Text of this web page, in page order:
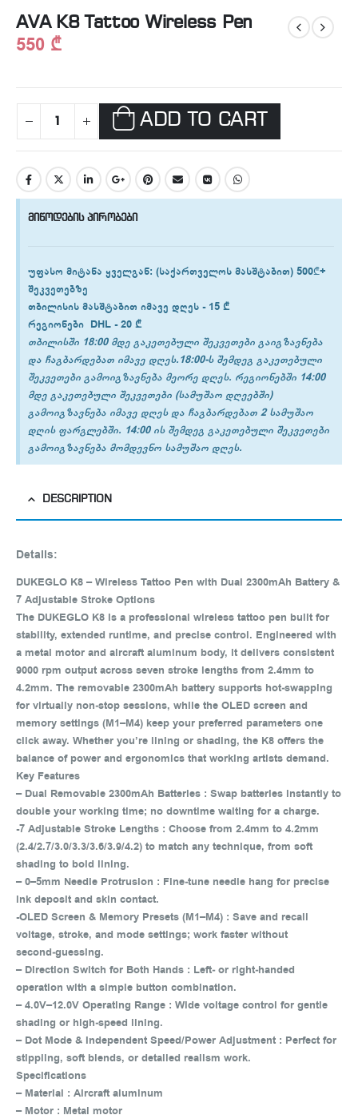
AVA K8 Tattoo Wireless Pen
550 ₾
ADD TO CART
მიწოდების პირობები
უფასო მიტანა ყველგან: (საქართველოს მასშტაბით) 500₾+
შეკვეთებზე
თბილისის მასშტაბით იმავე დღეს -15 ₾
რეგიონები DHL -20 ₾
თბილისში 18:00 მდე გაკეთებული შეკვეთები გაიგზავნება
და ჩაგბარდებათ იმავე დღეს.18:00-ს შემდეგ გაკეთებული
შეკვეთები გამოიგზავნება მეორე დღეს. რეგიონებში 14:00
მდე გაკეთებული შეკვეთები (სამუშაო დღეებში)
გამოიგზავნება იმავე დღეს და ჩაგბარდებათ 2 სამუშაო
დღის ფარგლებში. 14:00 ის შემდეგ გაკეთებული შეკვეთები
გამოიგზავნება მომდევნო სამუშაო დღეს.
DESCRIPTION
Details:
DUKEGLO K8 – Wireless Tattoo Pen with Dual 2300mAh Battery &
7 Adjustable Stroke Options
The DUKEGLO K8 is a professional wireless tattoo pen built for
stability, extended runtime, and precise control. Engineered with
a metal motor and aircraft aluminum body, it delivers consistent
9000 rpm output across seven stroke lengths from 2.4mm to
4.2mm. The removable 2300mAh battery supports hot‑swapping
for virtually non‑stop sessions, while the OLED screen and
memory settings (M1–M4) keep your preferred parameters one
click away. Whether you’re lining or shading, the K8 offers the
balance of power and ergonomics that working artists demand.
Key Features
– Dual Removable 2300mAh Batteries : Swap batteries instantly to
double your working time; no downtime waiting for a charge.
-7 Adjustable Stroke Lengths : Choose from 2.4mm to 4.2mm
(2.4/2.7/3.0/3.3/3.6/3.9/4.2) to match any technique, from soft
shading to bold lining.
– 0–5mm Needle Protrusion : Fine‑tune needle hang for precise
ink deposit and skin contact.
-OLED Screen & Memory Presets (M1–M4) : Save and recall
voltage, stroke, and mode settings; work faster without
second‑guessing.
– Direction Switch for Both Hands : Left‑ or right‑handed
operation with a simple button combination.
– 4.0V–12.0V Operating Range : Wide voltage control for gentle
shading or high‑speed lining.
– Dot Mode & Independent Speed/Power Adjustment : Perfect for
stippling, soft blends, or detailed realism work.
Specifications
– Material : Aircraft aluminum
– Motor : Metal motor